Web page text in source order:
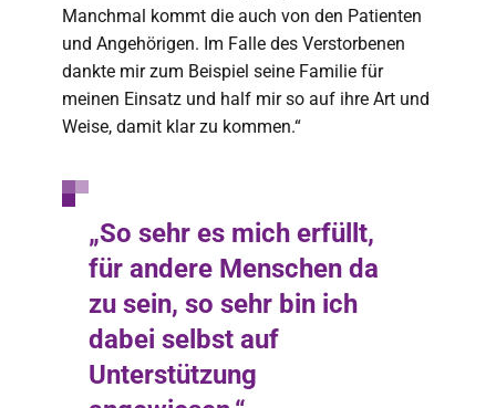
Manchmal kommt die auch von den Patienten
und Angehörigen. Im Falle des Verstorbenen
dankte mir zum Beispiel seine Familie für
meinen Einsatz und half mir so auf ihre Art und
Weise, damit klar zu kommen.“
„So sehr es mich erfüllt,
für andere Menschen da
zu sein, so sehr bin ich
dabei selbst auf
Unterstützung